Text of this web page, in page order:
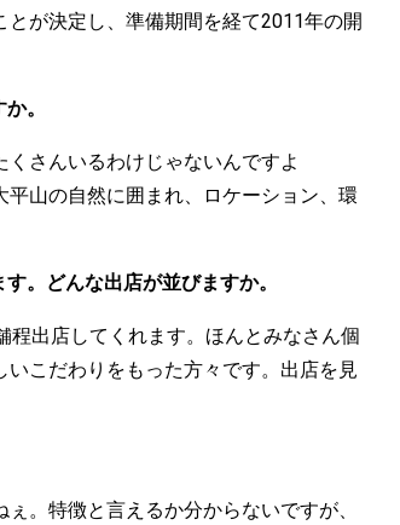
が決定し、準備期間を経て2011年の開
。
さんいるわけじゃないんですよ
平山の自然に囲まれ、ロケーション、環
。どんな出店が並びますか。
出店してくれます。ほんとみなさん個
こだわりをもった方々です。出店を見
。特徴と言えるか分からないですが、
アウトドア系野良ライター